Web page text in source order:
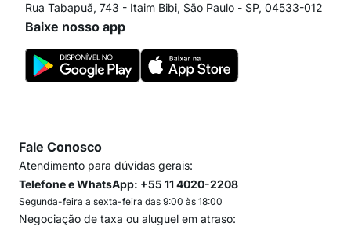
Rua Tabapuã, 743 - Itaim Bibi, São Paulo - SP, 04533-012
Baixe nosso app
Fale Conosco
Atendimento para dúvidas gerais:
Telefone e WhatsApp: +55 11 4020-2208
Segunda-feira a sexta-feira das 9:00 às 18:00
Negociação de taxa ou aluguel em atraso: